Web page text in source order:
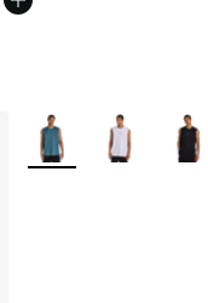
Plus de couleurs